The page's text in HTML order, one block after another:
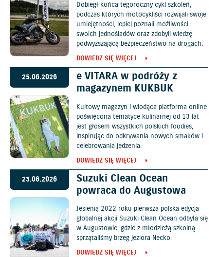
Dobiegł końca tegoroczny cykl szkoleń,
podczas których motocykliści rozwijali swoje
umiejętności, lepiej poznali możliwości
swoich jednośladów oraz zdobyli wiedzę
podwyższającą bezpieczeństwo na drogach.
DOWIEDZ SIĘ WIĘCEJ
25.06.2026
e VITARA w podróży z
magazynem KUKBUK
Kultowy magazyn i wiodąca platforma online
poświęcona tematyce kulinarnej od 13 lat
jest głosem wszystkich polskich foodies,
inspirując do odkrywania nowych smaków i
celebrowania jedzenia.
DOWIEDZ SIĘ WIĘCEJ
23.06.2026
Suzuki Clean Ocean
powraca do Augustowa
Jesienią 2022 roku pierwsza polska edycja
globalnej akcji Suzuki Clean Ocean odbyła się
w Augustowie, gdzie z młodzieżą szkolną
sprzątaliśmy brzeg jeziora Necko.
DOWIEDZ SIĘ WIĘCEJ